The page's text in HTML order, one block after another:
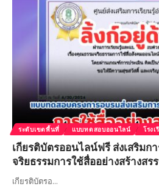
ระดับเขตพื้นที่ แบบทดสอบออนไลน์ โรงเ
เกียรติบัตรออนไลน์ฟรี ส่งเสริมก
จริยธรรมการใช้สื่ออย่างสร้างสร
เกียรติบัตรอ…